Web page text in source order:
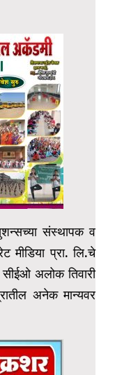
संस्थापक व
मीडिया प्रा. लि.चे
अलोक तिवारी
अनेक मान्यवर